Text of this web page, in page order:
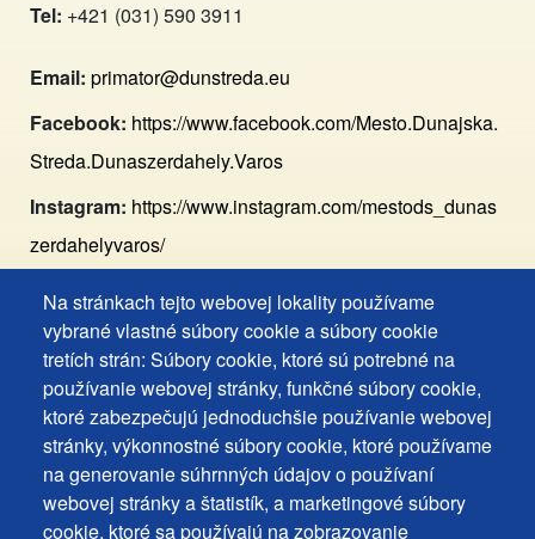
Na stránkach tejto webovej lokality používame
vybrané vlastné súbory cookie a súbory cookie
tretích strán: Súbory cookie, ktoré sú potrebné na
používanie webovej stránky, funkčné súbory cookie,
ktoré zabezpečujú jednoduchšie používanie webovej
stránky, výkonnostné súbory cookie, ktoré používame
na generovanie súhrnných údajov o používaní
webovej stránky a štatistík, a marketingové súbory
cookie, ktoré sa používajú na zobrazovanie
Tel: +421 (031) 590 3911
Email: primator@dunstreda.eu
Facebook: https://www.facebook.com/Mesto.Dunajska.
Streda.Dunaszerdahely.Varos
Instagram: https://www.instagram.com/mestods_dunas
zerdahelyvaros/
Footer
Cookies
+
ochrana
osobných
Vyhlásenie o prístupnosti
Často kladené otázky
Ochrana osobných údajov
Používanie súborov cookies
Nastavenie cookies
Podnety a spätná väzba